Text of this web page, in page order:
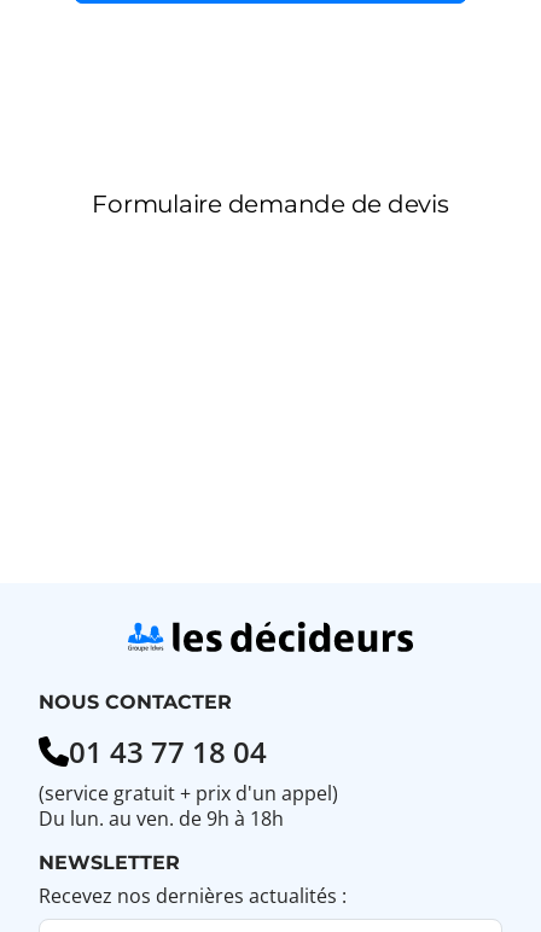
NOUS CONTACTER
01 43 77 18 04
(service gratuit + prix d'un appel)
Du lun. au ven. de 9h à 18h
NEWSLETTER
Recevez nos dernières actualités :